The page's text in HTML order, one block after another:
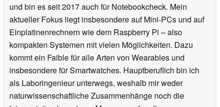
und bin es seit 2017 auch für Notebookcheck. Mein
aktueller Fokus liegt insbesondere auf Mini-PCs und auf
Einplatinenrechnern wie dem Raspberry Pi – also
kompakten Systemen mit vielen Möglichkeiten. Dazu
kommt ein Faible für alle Arten von Wearables und
insbesondere für Smartwatches. Hauptberuflich bin ich
als Laboringenieur unterwegs, weshalb mir weder
naturwissenschaftliche Zusammenhänge noch die